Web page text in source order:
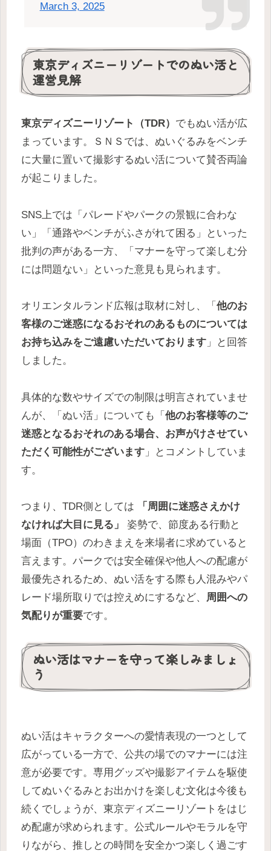
March 3, 2025
東京ディズニーリゾートでのぬい活と
運営見解
東京ディズニーリゾート（TDR） でもぬい活が広
まっています。ＳＮＳでは、ぬいぐるみをベンチ
に大量に置いて撮影するぬい活について賛否両論
が起こりました。
SNS上では「パレードやパークの景観に合わな
い」「通路やベンチがふさがれて困る」といった
批判の声がある一方、「マナーを守って楽しむ分
には問題ない」といった意見も見られます。
オリエンタルランド広報は取材に対し、「 他のお
客様のご迷惑になるおそれのあるものについては
お持ち込みをご遠慮いただいております 」と回答
しました。
具体的な数やサイズでの制限は明言されていませ
んが、「ぬい活」についても「 他のお客様等のご
迷惑となるおそれのある場合、お声がけさせてい
ただく可能性がございます 」とコメントしていま
す。
つまり、TDR側としては
「周囲に迷惑さえかけ
なければ大目に見る」
姿勢で、節度ある行動と
場面（TPO）のわきまえを来場者に求めていると
言えます。パークでは安全確保や他人への配慮が
最優先されるため、ぬい活をする際も人混みやパ
レード場所取りでは控えめにするなど、 周囲への
気配りが重要です。
ぬい活はマナーを守って楽しみましょ
う
ぬい活はキャラクターへの愛情表現の一つとして
広がっている一方で、公共の場でのマナーには注
意が必要です。専用グッズや撮影アイテムを駆使
してぬいぐるみとお出かけを楽しむ文化は今後も
続くでしょうが、東京ディズニーリゾートをはじ
め配慮が求められます。公式ルールやモラルを守
りながら、推しとの時間を安全かつ楽しく過ごす